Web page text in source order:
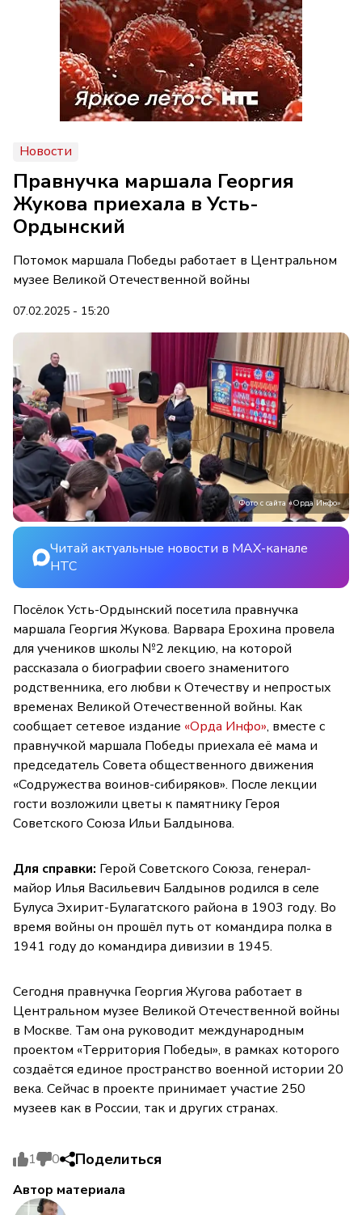
Новости
Правнучка маршала Георгия
Жукова приехала в Усть-
Ордынский
Потомок маршала Победы работает в Центральном
музее Великой Отечественной войны
07.02.2025 - 15:20
Фото с сайта «Орда Инфо»
Читай актуальные новости в MAX-канале
НТС
Посёлок Усть-Ордынский посетила правнучка
маршала Георгия Жукова. Варвара Ерохина провела
для учеников школы №2 лекцию, на которой
рассказала о биографии своего знаменитого
родственника, его любви к Отечеству и непростых
временах Великой Отечественной войны. Как
сообщает сетевое издание «Орда Инфо», вместе с
правнучкой маршала Победы приехала её мама и
председатель Совета общественного движения
«Содружества воинов-сибиряков». После лекции
гости возложили цветы к памятнику Героя
Советского Союза Ильи Балдынова.
Для справки: Герой Советского Союза, генерал-
майор Илья Васильевич Балдынов родился в селе
Булуса Эхирит-Булагатского района в 1903 году. Во
время войны он прошёл путь от командира полка в
1941 году до командира дивизии в 1945.
Сегодня правнучка Георгия Жугова работает в
Центральном музее Великой Отечественной войны
в Москве. Там она руководит международным
проектом «Территория Победы», в рамках которого
создаётся единое пространство военной истории 20
века. Сейчас в проекте принимает участие 250
музеев как в России, так и других странах.
1 0 Поделиться
Автор материала